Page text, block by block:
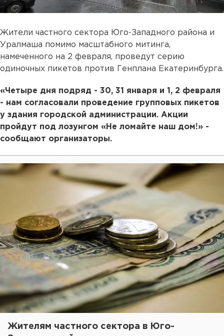
Жители частного сектора Юго-Западного района и
Уралмаша помимо масштабного митинга,
намеченного на 2 февраля, проведут серию
одиночных пикетов против Генплана Екатеринбурга.
«Четыре дня подряд - 30, 31 января и 1, 2 февраля
- нам согласовали проведение групповых пикетов
у здания городской администрации. Акции
пройдут под лозунгом «Не ломайте наш дом!» -
сообщают организаторы.
Жителям частного сектора в Юго-